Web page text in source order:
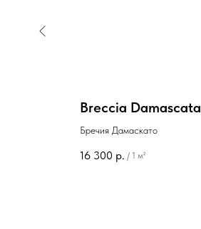
Breccia Damascata
Бречия Дамаскато
16 300 р. / 1 м²